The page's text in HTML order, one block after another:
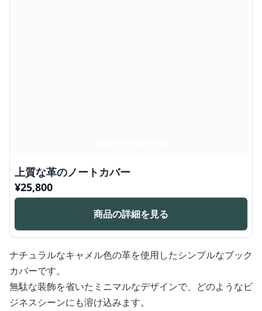
上質な革のノートカバー
¥25,800
商品の詳細を見る
ナチュラルなキャメル色の革を使用したシンプルなブック
カバーです。
無駄な装飾を省いたミニマルなデザインで、どのようなビ
ジネスシーンにも溶け込みます。